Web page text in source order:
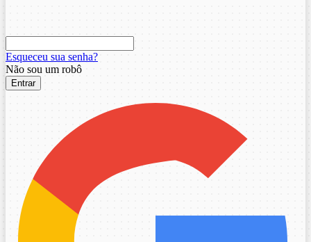
Esqueceu sua senha?
Não sou um robô
Entrar